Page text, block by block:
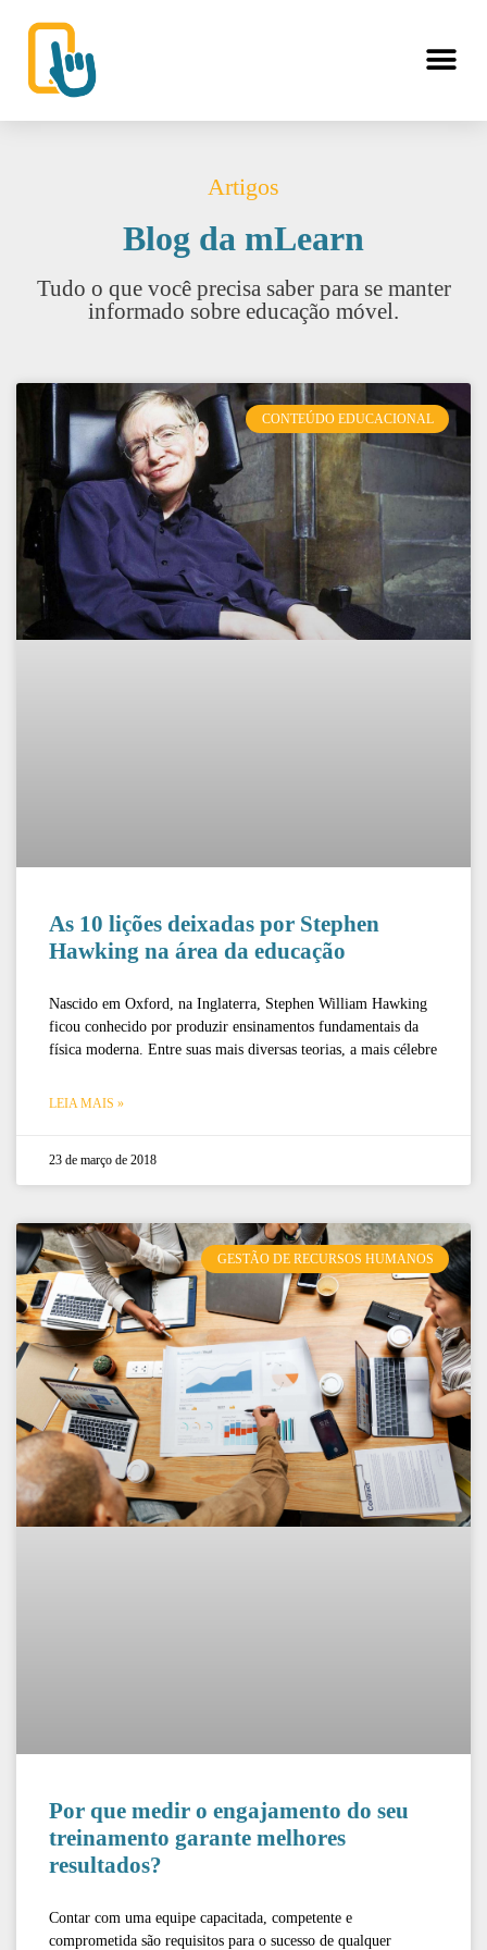
Artigos
Blog da mLearn
Tudo o que você precisa saber para se manter
informado sobre educação móvel.
CONTEÚDO EDUCACIONAL
As 10 lições deixadas por Stephen
Hawking na área da educação
Nascido em Oxford, na Inglaterra, Stephen William Hawking
ficou conhecido por produzir ensinamentos fundamentais da
física moderna. Entre suas mais diversas teorias, a mais célebre
LEIA MAIS »
23 de março de 2018
GESTÃO DE RECURSOS HUMANOS
Por que medir o engajamento do seu
treinamento garante melhores
resultados?
Contar com uma equipe capacitada, competente e
comprometida são requisitos para o sucesso de qualquer